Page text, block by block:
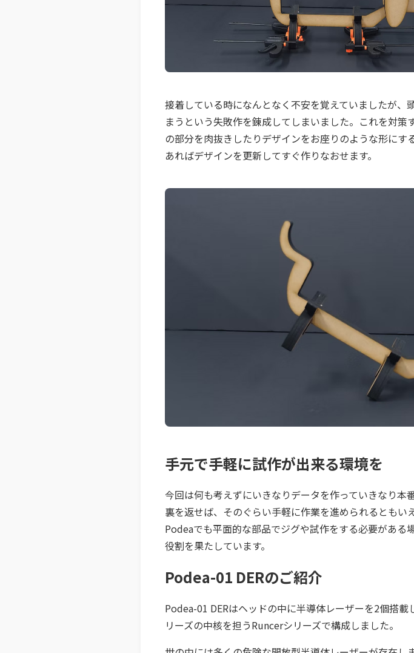
接着している時になんとなく不安を覚えていましたが
まうという失敗作を錬成してしまいました。これを対
の部分を肉抜きしたりデザインをお座りのような形に
あればデザインを更新してすぐ作りなおせます。
手元で手軽に試作が出来る環境を
今回は何も考えずにいきなりデータを作っていきなり本
裏を返せば、そのぐらい手軽に作業を進められるともいえ
Podeaでも平面的な部品でジグや試作をする必要があ
役割を果たしています。
Podea-01 DERのご紹介
Podea-01 DERはヘッドの中に半導体レーザーを2個搭
リーズの中核を担うRuncerシリーズで構成しました。